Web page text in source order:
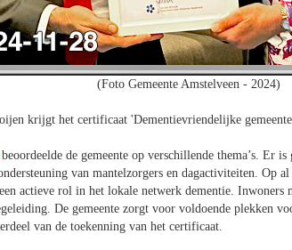
(Foto Gemeente Amstelveen - 2024)
krijgt het certificaat 'Dementievriendelijke
beoordeelde de gemeente op verschillende thema’s. Er
van mantelzorgers en dagactiviteiten. Op
actieve rol in het lokale netwerk dementie. Inwoners
De gemeente zorgt voor voldoende plekken
van de toekenning van het certificaat.